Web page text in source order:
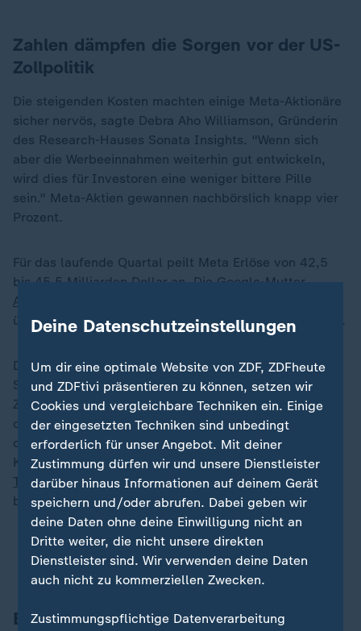
Zahlen dämpfen die Sorgen vor der US-
Zollpolitik
Die steigenden Kosten machten einige Meta-Aktionäre
sicher nervös, sagte Debra Aho Williamson, Gründerin
des Research-Hauses Sonata Insights. "Wenn sich
aber die Werbeeinnahmen weiterhin gut entwickeln,
wird dies für Investoren eine weniger bittere Pille
sein." Meta-Aktien gewannen nachbörslich knapp vier
Prozent.
Für das laufende Quartal peilt Meta Erlöse von 42,5
bis 45,5 Milliarden Dollar an. Die Google-Mutter
Alphabet
überraschend hohe Werbeeinnahmen bekanntgegeben.
Die Zahlen von Meta und Alphabet dämpften die
Sorgen vor den wirtschaftlichen Folgen der US-
Zollpolitik. Branchendiensten zufolge fahren die
chinesischen Online-Händler Temu und Shein, die zu
den wichtigsten Werbetreibenden zählen, ihre
Kampagnen in denUSAallerdings zurück.Donald
Trumphat Einfuhren aus der Volksrepublik mit
besonders hohen Zöllen belegt.
Im Liveblog finden Siealle Entwicklungen im US-
Zollstreit
Bußgeld der EU wegen Verstößen
Deine Datenschutzeinstellungen
Um dir eine optimale Website von ZDF, ZDFheute
und ZDFtivi präsentieren zu können, setzen wir
Cookies und vergleichbare Techniken ein. Einige
der eingesetzten Techniken sind unbedingt
erforderlich für unser Angebot. Mit deiner
Zustimmung dürfen wir und unsere Dienstleister
darüber hinaus Informationen auf deinem Gerät
speichern und/oder abrufen. Dabei geben wir
deine Daten ohne deine Einwilligung nicht an
Dritte weiter, die nicht unsere direkten
Dienstleister sind. Wir verwenden deine Daten
auch nicht zu kommerziellen Zwecken.
Zustimmungspflichtige Datenverarbeitung